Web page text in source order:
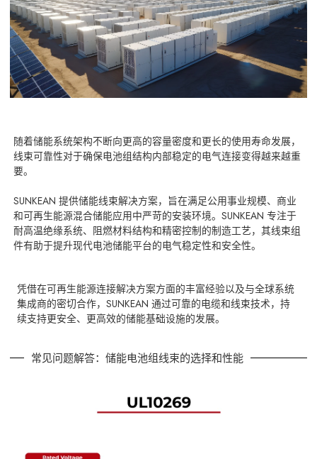
随着储能系统架构不断向更高的容量密度和更长的使用寿命发展，
线束可靠性对于确保电池组结构内部稳定的电气连接变得越来越重
要。
SUNKEAN 提供储能线束解决方案，旨在满足公用事业规模、商业
和可再生能源混合储能应用中严苛的安装环境。SUNKEAN 专注于
耐高温绝缘系统、阻燃材料结构和精密控制的制造工艺，其线束组
件有助于提升现代电池储能平台的电气稳定性和安全性。
凭借在可再生能源连接解决方案方面的丰富经验以及与全球系统
集成商的密切合作，SUNKEAN 通过可靠的电缆和线束技术，持
续支持更安全、更高效的储能基础设施的发展。
常见问题解答：储能电池组线束的选择和性能